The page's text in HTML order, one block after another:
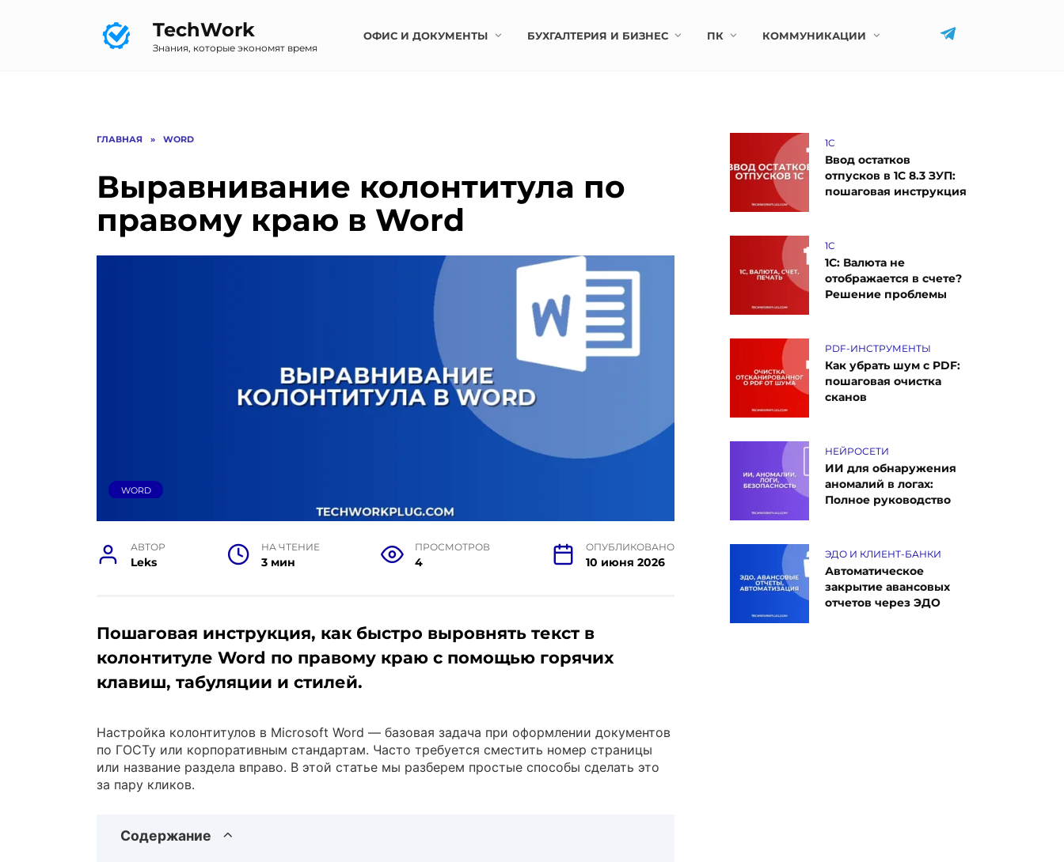
TechWork
Знания, которые экономят время
ОФИС И ДОКУМЕНТЫ БУХГАЛТЕРИЯ И БИЗНЕС ПК КОММУНИКАЦИИ
ГЛАВНАЯ » WORD
Выравнивание колонтитула по
правому краю в Word
WORD
АВТОР
Leks
НА ЧТЕНИЕ
3 мин
ПРОСМОТРОВ
4
ОПУБЛИКОВАНО
10 июня 2026
Пошаговая инструкция, как быстро выровнять текст в
колонтитуле Word по правому краю с помощью горячих
клавиш, табуляции и стилей.
Настройка колонтитулов в Microsoft Word — базовая задача при оформлении документов
по ГОСТу или корпоративным стандартам. Часто требуется сместить номер страницы
или название раздела вправо. В этой статье мы разберем простые способы сделать это
за пару кликов.
Содержание
1C
Ввод остатков
отпусков в 1С 8.3 ЗУП:
пошаговая инструкция
1C
1С: Валюта не
отображается в счете?
Решение проблемы
PDF-ИНСТРУМЕНТЫ
Как убрать шум с PDF:
пошаговая очистка
сканов
НЕЙРОСЕТИ
ИИ для обнаружения
аномалий в логах:
Полное руководство
ЭДО И КЛИЕНТ-БАНКИ
Автоматическое
закрытие авансовых
отчетов через ЭДО